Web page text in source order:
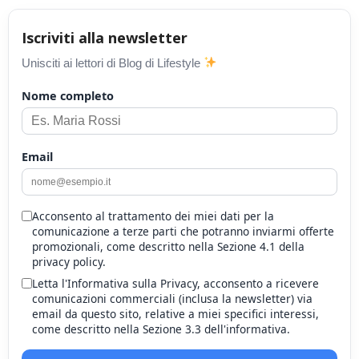
Iscriviti alla newsletter
Unisciti ai lettori di Blog di Lifestyle
Nome completo
Email
Acconsento al trattamento dei miei dati per la
comunicazione a terze parti che potranno inviarmi offerte
promozionali, come descritto nella Sezione 4.1 della
privacy policy.
Letta l'Informativa sulla Privacy, acconsento a ricevere
comunicazioni commerciali (inclusa la newsletter) via
email da questo sito, relative a miei specifici interessi,
come descritto nella Sezione 3.3 dell'informativa.